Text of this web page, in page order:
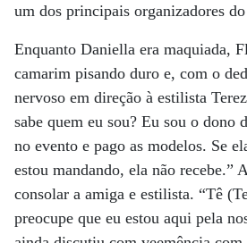
um dos principais organizadores
Enquanto Daniella era maquiada,
camarim pisando duro e, com o
nervoso em direção à estilista
sabe quem eu sou? Eu sou o dono
no evento e pago as modelos. Se
estou mandando, ela não recebe.”
consolar a amiga e estilista. “Tê
preocupe que eu estou aqui pela